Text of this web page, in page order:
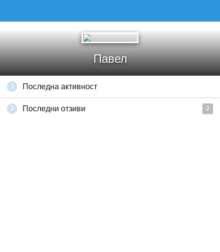
Павел
Последна активност
Последни отзиви 2